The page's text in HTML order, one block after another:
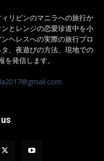
リピンのマニラへの旅行か
とレンジの恋愛珍道中を小
ヘレスへの実際の旅行ブロ
、夜遊びの方法、現地での
を発信します。